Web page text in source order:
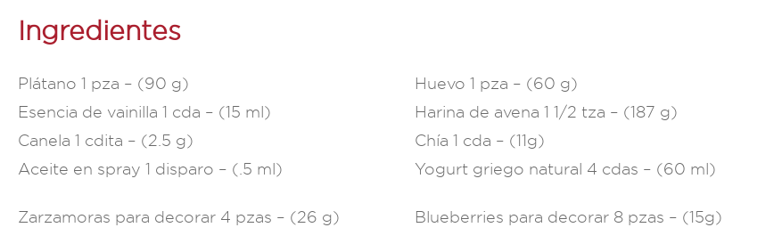
Ingredientes
Plátano 1 pza – (90 g)​ Huevo 1 pza – (60 g) ​
Esencia de vainilla 1 cda – (15 ml)​
Harina de avena 1 1/2 tza – (187 g)​
Canela 1 cdita – (2.5 g)​
Chía 1 cda – (11g)​
Aceite en spray 1 disparo – (.5 ml) ​
Yogurt griego natural 4 cdas – (60 ml)​
Zarzamoras para decorar 4 pzas – (26 g)​
Blueberries para decorar 8 pzas – (15g)